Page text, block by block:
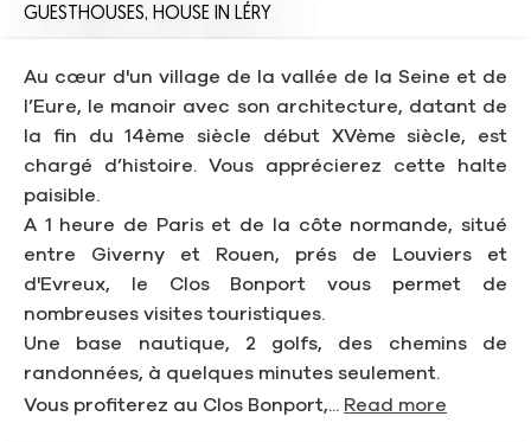
GUESTHOUSES, HOUSE IN LÉRY
Au cœur d'un village de la vallée de la Seine et de
l’Eure, le manoir avec son architecture, datant de
la fin du 14ème siècle début XVème siècle, est
chargé d’histoire. Vous apprécierez cette halte
paisible.
A 1 heure de Paris et de la côte normande, situé
entre Giverny et Rouen, prés de Louviers et
d'Evreux, le Clos Bonport vous permet de
nombreuses visites touristiques.
Une base nautique, 2 golfs, des chemins de
randonnées, à quelques minutes seulement.
Vous profiterez au Clos Bonport,... Read more